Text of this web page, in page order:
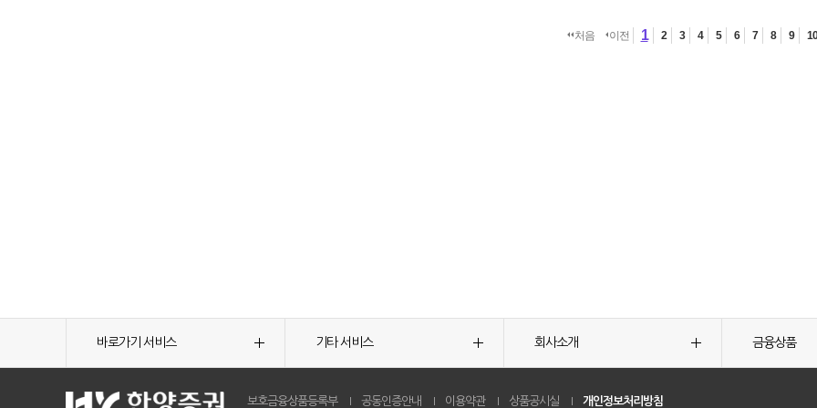
처음 이전 1 2 3 4 5 6 7 8 9 10
바로가기 서비스 기타 서비스 회사소개 금융상품
보호금융상품등록부 공동인증안내 이용약관 상품공시실 개인정보처리방침